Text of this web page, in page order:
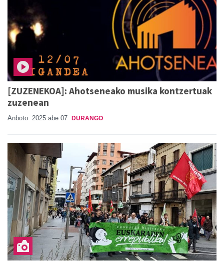
[ZUZENEKOA]: Ahotseneako musika kontzertuak
zuzenean
Anboto 2025 abe 07 DURANGO